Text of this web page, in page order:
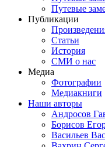
Путевые
Публикации
Статьи
История
СМИ о нас
Медиа
Фотографии
Медиакниги
Наши авторы
Андросов
Борисов
Васильев